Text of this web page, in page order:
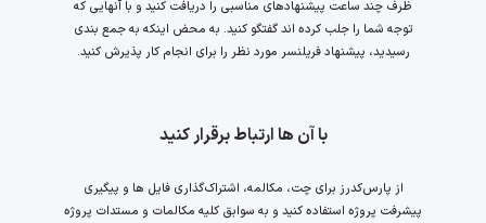
ظرف چند ساعت پیشنهادهای مناسبی را دریافت کنید و با آنهایی که
توجه شما را جلب کرده اند گفتگو کنید. به محض اینکه به جمع بندی
رسیدید، پیشنهاد فریلنسر مورد نظر را برای انجام کار پذیرش کنید.
با آن ها ارتباط برقرار کنید
از پارس‌کدرز برای چت، مکالمه، اشتراک‌گذاری فایل ها و پیگیری
پیشرفت پروژه استفاده کنید و به سوابق کلیه مکالمات و مستدات پروژه